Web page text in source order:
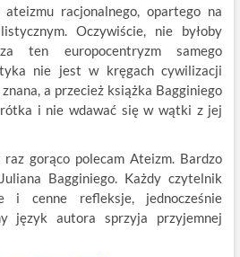
ateizmu racjonalnego, opartego na
Oczywiście, nie byłoby
ten europocentryzm samego
nie jest w kręgach cywilizacji
a przecież książka Bagginiego
i nie wdawać się w wątki z jej
raz gorąco polecam Ateizm. Bardzo
Bagginiego. Każdy czytelnik
i cenne refleksje, jednocześnie
język autora sprzyja przyjemnej